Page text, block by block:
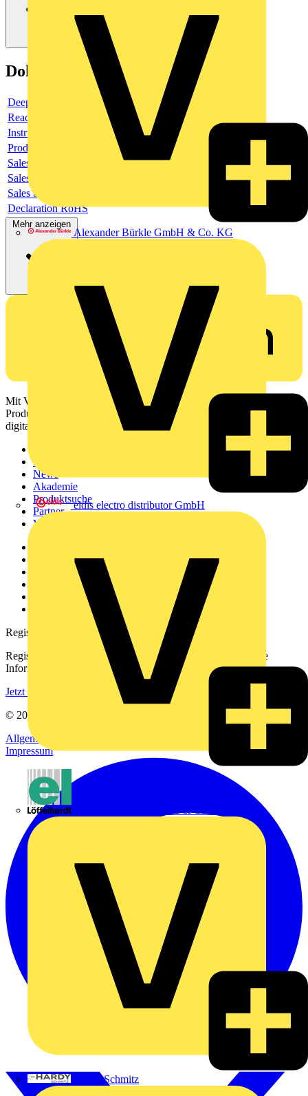
Alexander Bürkle GmbH & Co. KG
eldis electro distributor GmbH
Emil Löffelhardt GmbH & Co. KG
Hardy Schmitz
Dokumente
Deeplink product page
Reach Declaration URL
Instructions for use
Product data sheet
Sales brochure
Sales brochure
Sales brochure
Declaration RoHS
Mehr anzeigen
Mit Voltimum erhalten Elektrofachkräfte Zugang zu Branchennews,
Produktinformationen, Schulungen und Tools – alles auf einer
digitalen Plattform und Community.
Startseite
News
Akademie
Produktsuche
Partner
Voltimum+
Downloadbereich (PDFs)
Häufig gestellte Fragen
voltimum.com
Registrierung
Registrieren Sie sich kostenlos und erhalten Sie stets aktuelle
Informationen aus der Elektroindustrie.
Jetzt registrieren
© 2002-
Allgemeine Geschäftsbedingungen
Impressum